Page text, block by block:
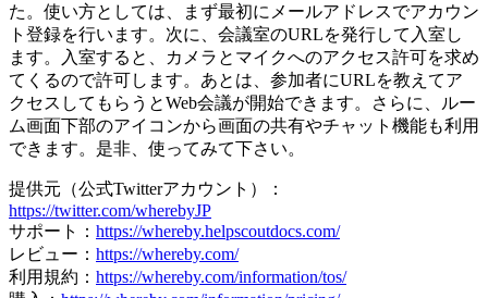
た。使い方としては、まず最初にメールアドレスでアカウン
ト登録を行います。次に、会議室のURLを発行して入室し
ます。入室すると、カメラとマイクへのアクセス許可を求め
てくるので許可します。あとは、参加者にURLを教えてア
クセスしてもらうとWeb会議が開始できます。さらに、ルー
ム画面下部のアイコンから画面の共有やチャット機能も利用
できます。是非、使ってみて下さい。
提供元（公式Twitterアカウント）：
https://twitter.com/wherebyJP
サポート： https://whereby.helpscoutdocs.com/
レビュー： https://whereby.com/
利用規約： https://whereby.com/information/tos/